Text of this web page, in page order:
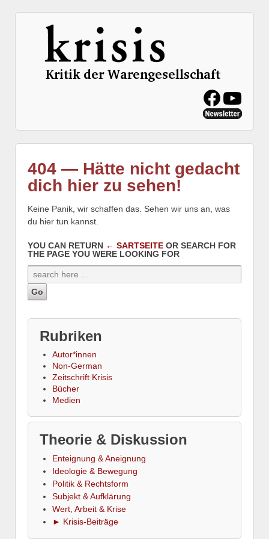
404 — Hätte nicht gedacht
dich hier zu sehen!
Keine Panik, wir schaffen das. Sehen wir uns an, was
du hier tun kannst.
YOU CAN RETURN ← SARTSEITE OR SEARCH FOR
THE PAGE YOU WERE LOOKING FOR
Rubriken
Autor*innen
Non-German
Zeitschrift Krisis
Bücher
Medien
Theorie & Diskussion
Enteignung & Aneignung
Ideologie & Bewegung
Politik & Rechtsform
Subjekt & Aufklärung
Wert, Arbeit & Krise
► Krisis-Beiträge